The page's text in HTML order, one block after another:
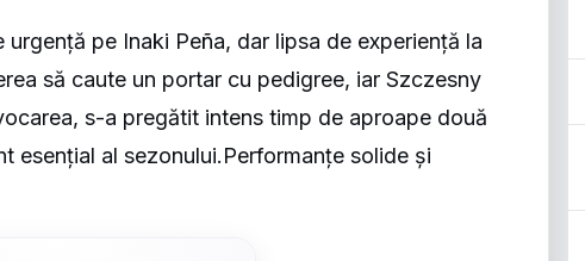
pe Inaki Peña, dar lipsa de experiență la
să caute un portar cu pedigree, iar Szczesny
s-a pregătit intens timp de aproape două
esențial al sezonului.Performanțe solide și